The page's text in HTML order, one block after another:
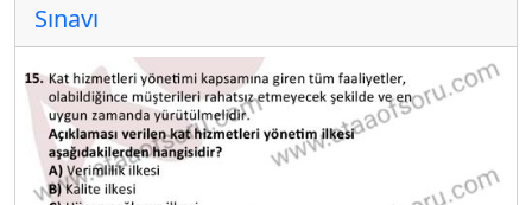
Sınavı